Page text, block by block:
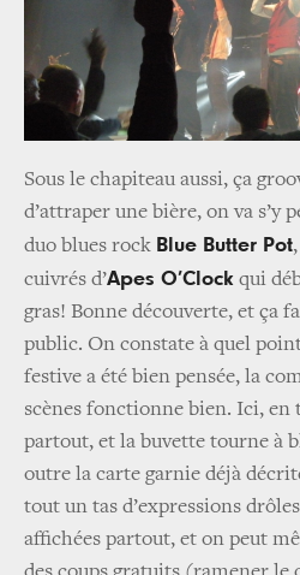
Sous le chapiteau aussi, ça
d’attraper une bière, on va s’y
duo blues rock Blue Butter Pot
cuivrés d’Apes O’Clock qui
gras! Bonne découverte, et ça
public. On constate à quel
festive a été bien pensée, la
scènes fonctionne bien. Ici, en
partout, et la buvette tourne à
outre la carte garnie déjà
tout un tas d’expressions
affichées partout, et on peut